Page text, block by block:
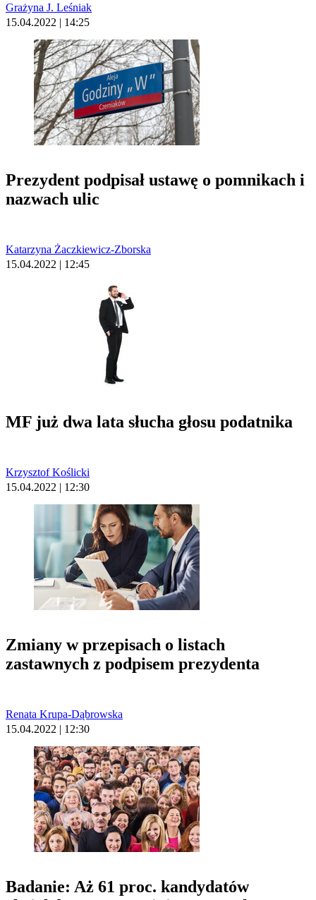
Grażyna J. Leśniak
15.04.2022 | 14:25
Prezydent podpisał ustawę o pomnikach i
nazwach ulic
Katarzyna Żaczkiewicz-Zborska
15.04.2022 | 12:45
MF już dwa lata słucha głosu podatnika
Krzysztof Koślicki
15.04.2022 | 12:30
Zmiany w przepisach o listach
zastawnych z podpisem prezydenta
Renata Krupa-Dąbrowska
15.04.2022 | 12:30
Badanie: Aż 61 proc. kandydatów